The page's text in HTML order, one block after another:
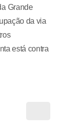
Grande
da via
está contra